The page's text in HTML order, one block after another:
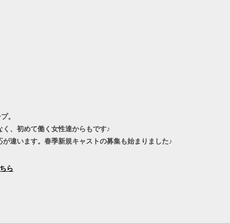
。
、初めて働く女性達からもです♪
違います。春季新規キャストの募集も始まりました♪
ら